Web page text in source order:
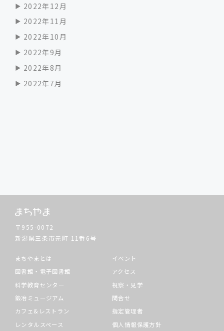
2022年12月
2022年11月
2022年10月
2022年9月
2022年8月
2022年7月
〒955-0072
新潟県三条市元町 11番6号
まちやまとは
図書館・電子図書館
科学教育センター
鍛冶ミュージアム
カフェ&レストラン
レンタルスペース
イベント
アクセス
視察・見学
問合せ
指定管理者
個人情報保護方針